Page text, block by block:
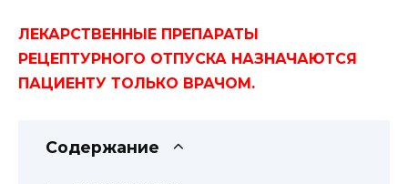
ЛЕКАРСТВЕННЫЕ ПРЕПАРАТЫ
РЕЦЕПТУРНОГО ОТПУСКА НАЗНАЧАЮТСЯ
ПАЦИЕНТУ ТОЛЬКО ВРАЧОМ.
Содержание